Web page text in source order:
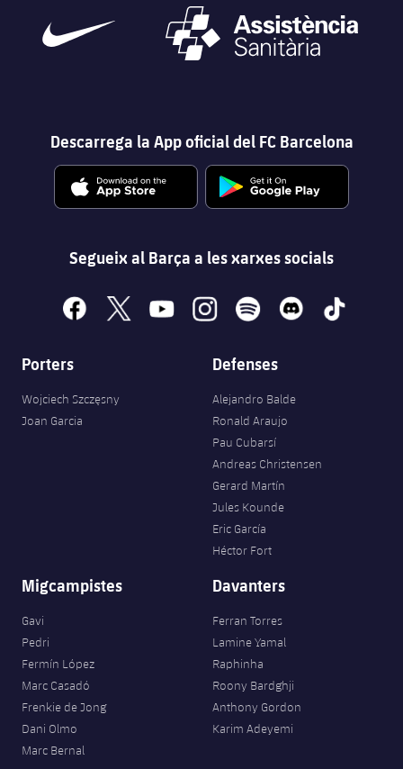
Descarrega la App oficial del FC Barcelona
Segueix al Barça a les xarxes socials
facebook
x youtubeinstagramspotify discord tiktok
Porters
Wojciech Szczęsny
Joan Garcia
Defenses
Alejandro Balde
Ronald Araujo
Pau Cubarsí
Andreas Christensen
Gerard Martín
Jules Kounde
Eric García
Héctor Fort
Migcampistes
Gavi
Pedri
Fermín López
Marc Casadó
Frenkie de Jong
Dani Olmo
Marc Bernal
Davanters
Ferran Torres
Lamine Yamal
Raphinha
Roony Bardghji
Anthony Gordon
Karim Adeyemi